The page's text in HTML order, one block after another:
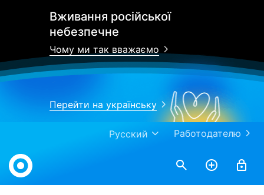
Вживання російської
небезпечне
Чому ми так вважаємо
Перейти на українську
Работодателю
Русский
Work.ua